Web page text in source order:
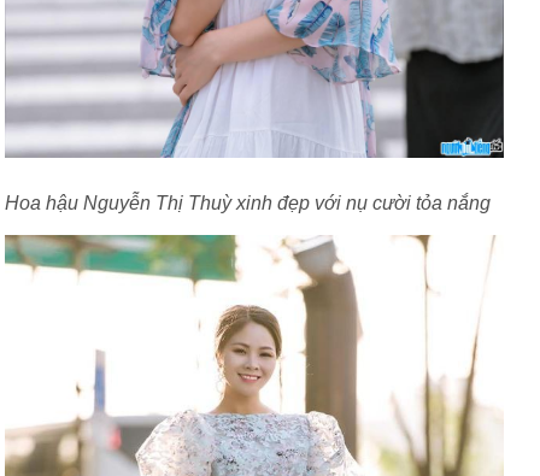
Hoa hậu Nguyễn Thị Thuỳ xinh đẹp với nụ cười tỏa nắng